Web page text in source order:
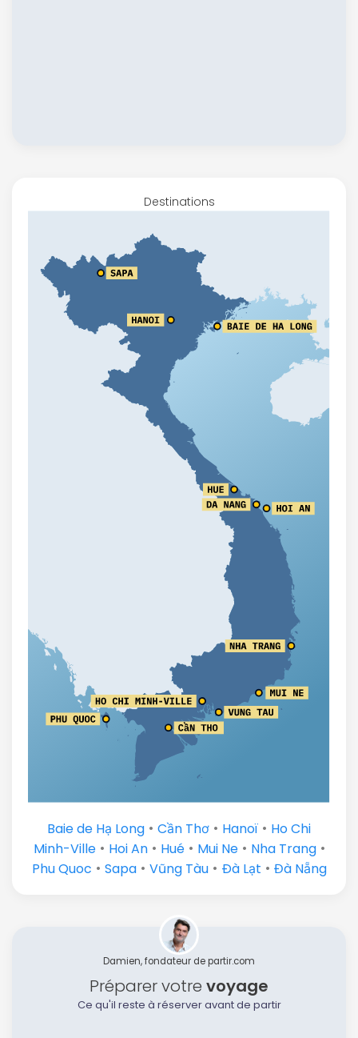
Destinations
Baie de Hạ Long • Cần Thơ • Hanoï • Ho Chi
Minh-Ville• Hoi An• Hué• Mui Ne• Nha Trang•
Phu Quoc • Sapa• Vũng Tàu• Ðà Lạt • Đà Nẵng
Damien, fondateur de partir.com
Préparer votre voyage
Ce qu'il reste à réserver avant de partir